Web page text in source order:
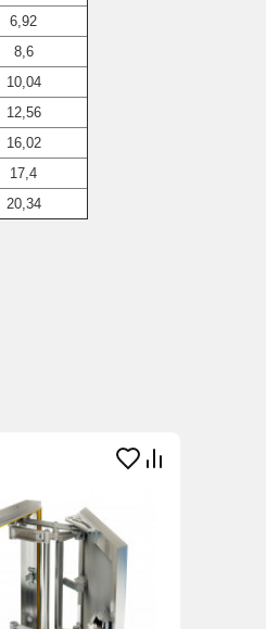
6,92
8,6
10,04
12,56
16,02
17,4
20,34